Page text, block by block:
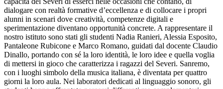
dialogare con realtà formative d’eccellenza e di collocare i propri
alunni in scenari dove creatività, competenze digitali e
sperimentazione diventano opportunità concrete. A rappresentare il
nostro istituto sono stati gli studenti Nadia Ranieri, Alessia Esposito,
Pantaleone Rubicone e Marco Romano, guidati dal docente Claudio
Dinallo, portando con sé la loro identità, le loro idee e quella voglia
di mettersi in gioco che caratterizza i ragazzi del Severi. Sanremo,
con i luoghi simbolo della musica italiana, è diventata per quattro
giorni la loro aula. Nei laboratori dedicati al linguaggio sonoro, gli